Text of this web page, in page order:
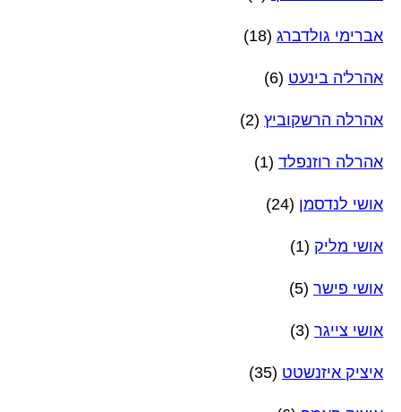
אברימי גולדברג (18)
אהרל'ה בינעט (6)
אהרלה הרשקוביץ (2)
אהרלה רוזנפלד (1)
אושי לנדסמן (24)
אושי מליק (1)
אושי פישר (5)
אושי צייגר (3)
איציק איזנשטט (35)